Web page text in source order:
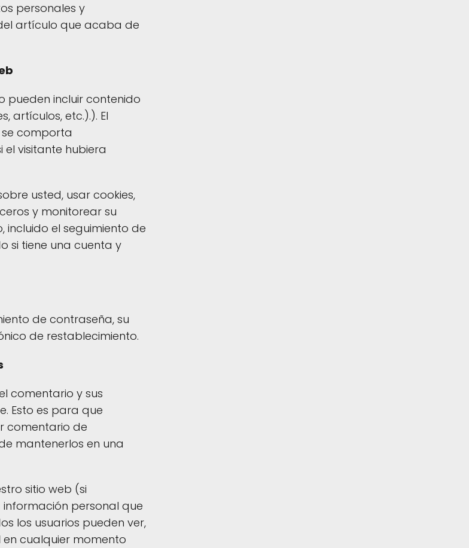
personales y
artículo que acaba de
pueden incluir contenido
artículos, etc.).). El
comporta
visitante hubiera
usted, usar cookies,
y monitorear su
incluido el seguimiento de
si tiene una cuenta y
de contraseña, su
de restablecimiento.
comentario y sus
Esto es para que
comentario de
mantenerlos en una
sitio web (si
personal que
los usuarios pueden ver,
cualquier momento